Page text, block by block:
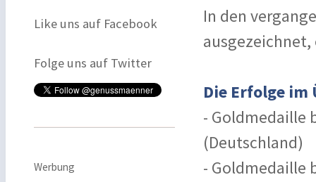
Like uns auf Facebook
Folge uns auf Twitter
Werbung
In den
ausgezeichnet,
Die Erfolge
- Goldmedaille
(Deutschland)
- Goldmedaille